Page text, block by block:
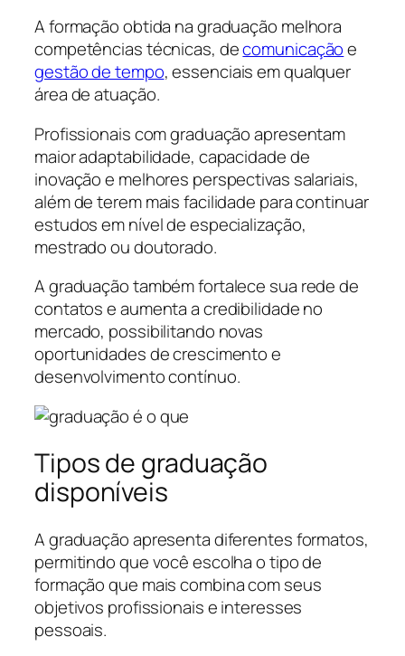
A formação obtida na graduação melhora
competências técnicas, decomunicaçãoe
gestão de tempo, essenciais em qualquer
área de atuação.
Profissionais com graduação apresentam
maior adaptabilidade, capacidade de
inovação e melhores perspectivas salariais,
além de terem mais facilidade para continuar
estudos em nível de especialização,
mestrado ou doutorado.
A graduação também fortalece sua rede de
contatos e aumenta a credibilidade no
mercado, possibilitando novas
oportunidades de crescimento e
desenvolvimento contínuo.
Tipos de graduação
disponíveis
A graduação apresenta diferentes formatos,
permitindo que você escolha o tipo de
formação que mais combina com seus
objetivos profissionais e interesses
pessoais.